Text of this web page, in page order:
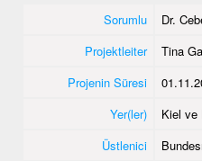
Sorumlu
Dr.
Projektleiter
Tina
Projenin Süresi
Yer(ler)
Kiel
Üstlenici